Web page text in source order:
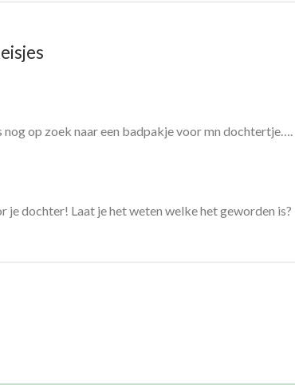
op zoek naar een badpakje voor mn dochtertje….
dochter! Laat je het weten welke het geworden is?